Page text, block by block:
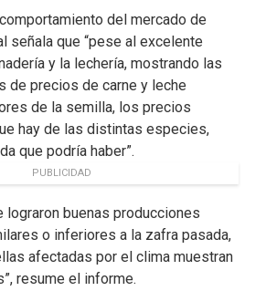
del mercado de
señala que “pese al excelente
y la lechería, mostrando las
de precios de carne y leche
de la semilla, los precios
hay de las distintas especies,
que podría haber”.
PUBLICIDAD
lograron buenas producciones
o inferiores a la zafra pasada,
afectadas por el clima muestran
resume el informe.